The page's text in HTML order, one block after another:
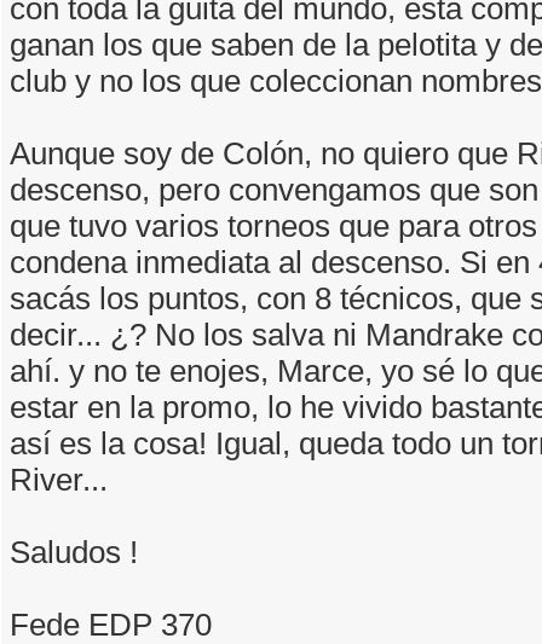
con toda la guita del mundo, está
ganan los que saben de la pelotita y
club y no los que coleccionan
Aunque soy de Colón, no quiero que
descenso, pero convengamos que
que tuvo varios torneos que para
condena inmediata al descenso. Si en
sacás los puntos, con 8 técnicos, que
decir... ¿? No los salva ni Mandrake
ahí. y no te enojes, Marce, yo sé lo
estar en la promo, lo he vivido
así es la cosa! Igual, queda todo un
River...
Saludos !
Fede EDP 370